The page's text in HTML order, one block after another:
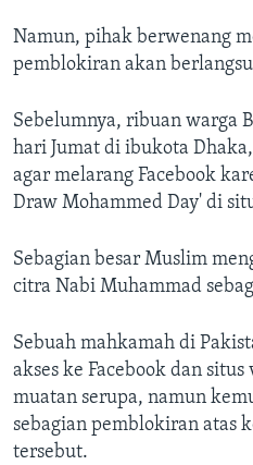
Namun, pihak berwenang
pemblokiran akan
Sebelumnya, ribuan warga
hari Jumat di ibukota
agar melarang Facebook
Draw Mohammed Day' di
Sebagian besar Muslim
citra Nabi Muhammad
Sebuah mahkamah di
akses ke Facebook dan
muatan serupa, namun
sebagian pemblokiran atas
tersebut.